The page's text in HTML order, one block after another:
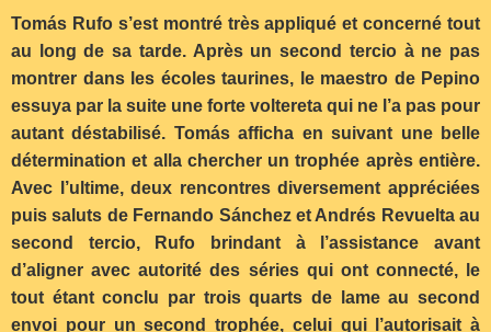
Tomás Rufo s’est montré très appliqué et concerné tout
au long de sa tarde. Après un second tercio à ne pas
montrer dans les écoles taurines, le maestro de Pepino
essuya par la suite une forte voltereta qui ne l’a pas pour
autant déstabilisé. Tomás afficha en suivant une belle
détermination et alla chercher un trophée après entière.
Avec l’ultime, deux rencontres diversement appréciées
puis saluts de Fernando Sánchez et Andrés Revuelta au
second tercio, Rufo brindant à l’assistance avant
d’aligner avec autorité des séries qui ont connecté, le
tout étant conclu par trois quarts de lame au second
envoi pour un second trophée, celui qui l’autorisait à